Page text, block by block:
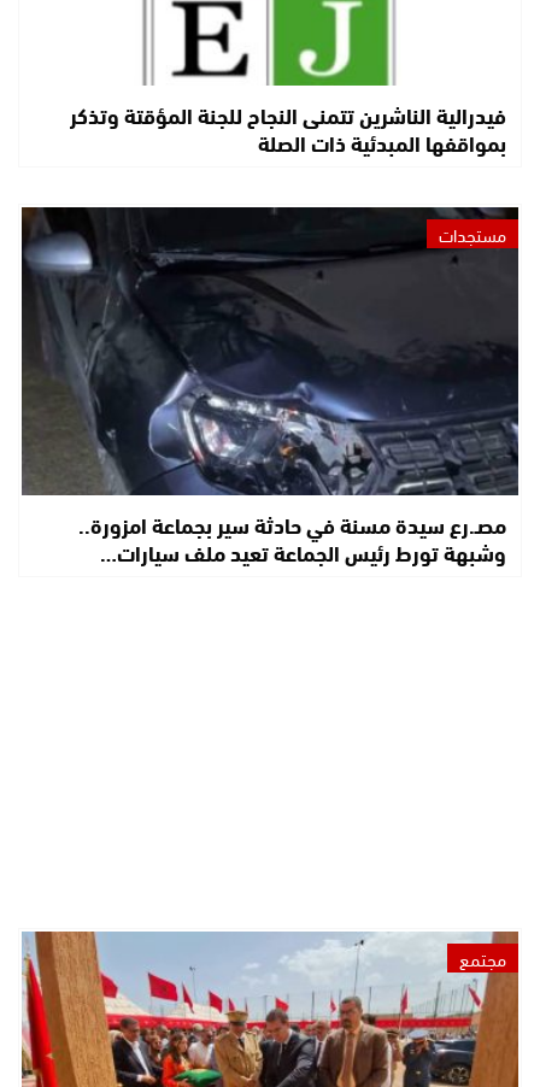
فيدرالية الناشرين تتمنى النجاح للجنة المؤقتة وتذكر
بمواقفها المبدئية ذات الصلة
مستجدات
مصـ.رع سيدة مسنة في حادثة سير بجماعة امزورة..
وشبهة تورط رئيس الجماعة تعيد ملف سيارات…
مجتمع